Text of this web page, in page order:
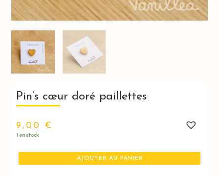
Pin’s cœur doré paillettes
9,00 €
1 en stock
quantité
de
AJOUTER AU PANIER